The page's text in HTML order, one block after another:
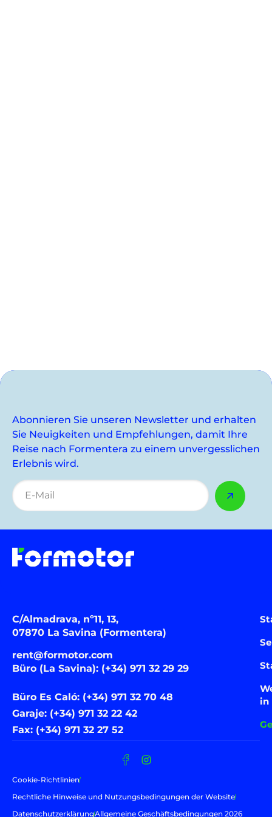
Abonnieren Sie unseren Newsletter und erhalten
Sie Neuigkeiten und Empfehlungen, damit Ihre
Reise nach Formentera zu einem unvergesslichen
Erlebnis wird.
C/Almadrava, nº11, 13,
07870 La Savina (Formentera)
rent@formotor.com
Büro (La Savina): (+34) 971 32 29 29
Büro Es Caló: (+34) 971 32 70 48
Garaje: (+34) 971 32 22 42
Fax: (+34) 971 32 27 52
in
Cookie-Richtlinien
Rechtliche Hinweise und Nutzungsbedingungen der Website
DatenschutzerklärungAllgemeine Geschäftsbedingungen 2026